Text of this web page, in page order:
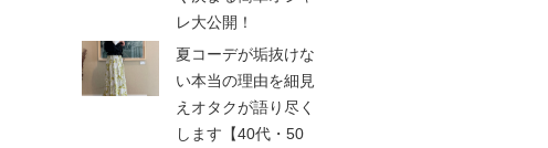
レ大公開！
夏コーデが垢抜けな
い本当の理由を細見
えオタクが語り尽く
します【40代・50